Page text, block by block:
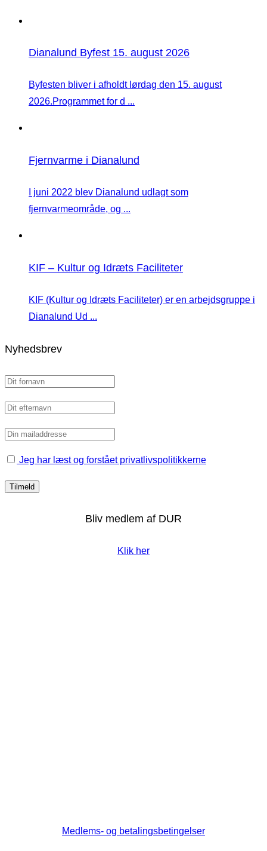
Dianalund Byfest 15. august 2026
Byfesten bliver i afholdt lørdag den 15. august
2026.Programmet for d ...
Fjernvarme i Dianalund
I juni 2022 blev Dianalund udlagt som
fjernvarmeområde, og ...
KIF – Kultur og Idræts Faciliteter
KIF (Kultur og Idræts Faciliteter) er en arbejdsgruppe i
Dianalund Ud ...
Nyhedsbrev
Jeg har læst og forstået privatlivspolitikkerne
Bliv medlem af DUR
Klik her
Medlems- og betalingsbetingelser